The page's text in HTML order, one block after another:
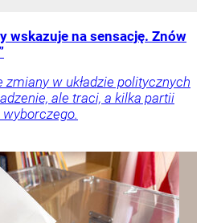
wskazuje na sensację. Znów
zmiany w układzie politycznych
ale traci, a kilka partii
wyborczego.